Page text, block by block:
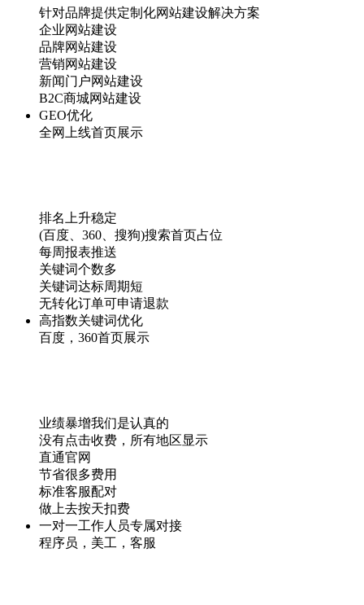
针对品牌提供定制化网站建设解决方案
企业网站建设
品牌网站建设
营销网站建设
新闻门户网站建设
B2C商城网站建设
GEO优化
全网上线首页展示
排名上升稳定
(百度、360、搜狗)搜索首页占位
每周报表推送
关键词个数多
关键词达标周期短
无转化订单可申请退款
高指数关键词优化
百度，360首页展示
业绩暴增我们是认真的
没有点击收费，所有地区显示
直通官网
节省很多费用
标准客服配对
做上去按天扣费
一对一工作人员专属对接
程序员，美工，客服